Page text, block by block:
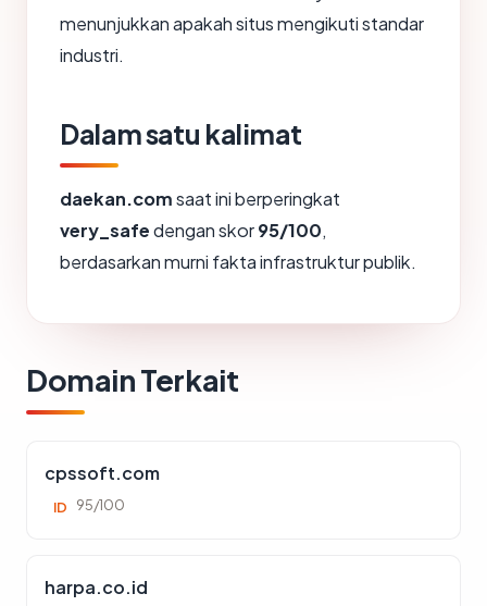
menunjukkan apakah situs mengikuti standar
industri.
Dalam satu kalimat
daekan.comsaat ini berperingkat
very_safedengan skor95/100,
berdasarkan murni fakta infrastruktur publik.
Domain Terkait
cpssoft.com
ID 95/100
harpa.co.id